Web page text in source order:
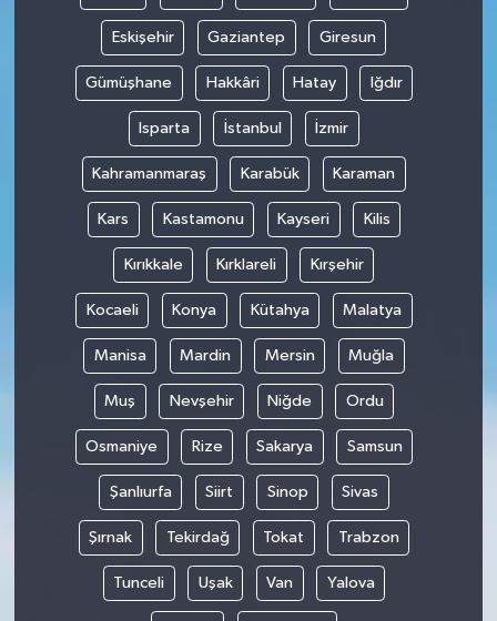
Eskişehir Gaziantep Giresun
Gümüşhane Hakkâri Hatay Iğdır
Isparta İstanbul İzmir
Kahramanmaraş Karabük Karaman
Kars Kastamonu Kayseri Kilis
Kırıkkale Kırklareli Kırşehir
Kocaeli Konya Kütahya Malatya
Manisa Mardin Mersin Muğla
Muş Nevşehir Niğde Ordu
Osmaniye Rize Sakarya Samsun
Şanlıurfa Siirt Sinop Sivas
Şırnak Tekirdağ Tokat Trabzon
Tunceli Uşak Van Yalova